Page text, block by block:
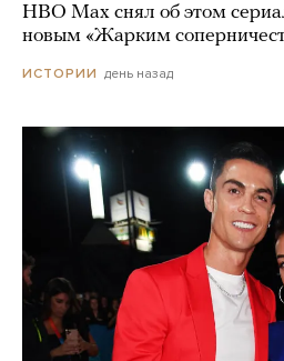
HBO Max снял об этом
новым «Жарким
ИСТОРИИ день назад